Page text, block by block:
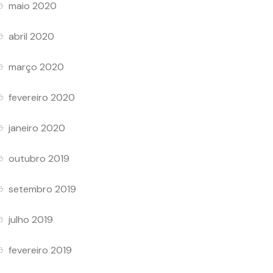
maio 2020
abril 2020
março 2020
fevereiro 2020
janeiro 2020
outubro 2019
setembro 2019
julho 2019
fevereiro 2019